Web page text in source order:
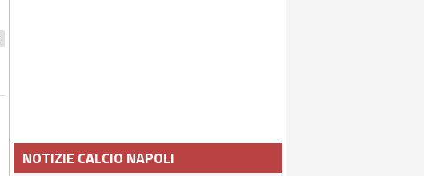
NOTIZIE CALCIO NAPOLI